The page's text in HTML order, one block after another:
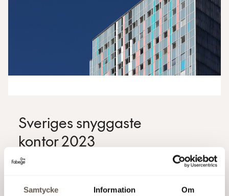
Samtycke Information Om
Sveriges snyggaste
kontor 2023
Bland 85 kontor och 48 300 röster vann vi Sveriges
genomsyras av återbruk, kreativitet och innovation.